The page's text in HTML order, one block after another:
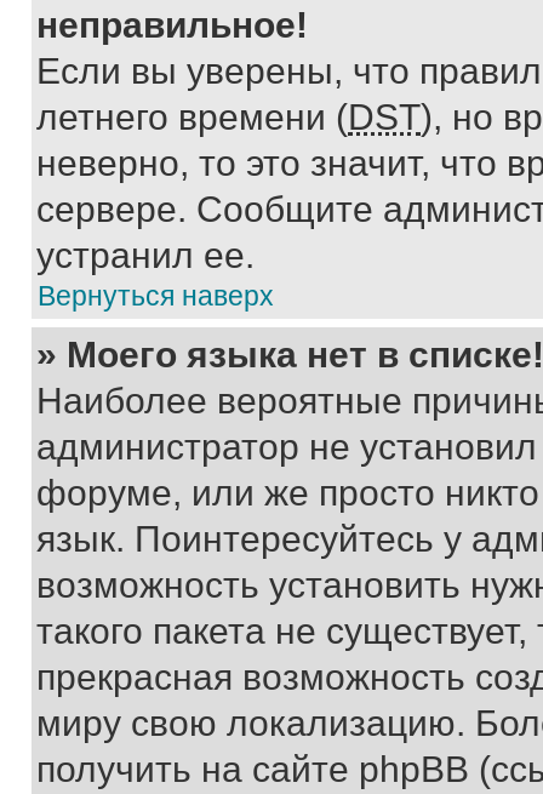
неправильное!
Если вы уверены, что
летнего времени (DST), но
неверно, то это значит, что
сервере. Сообщите
устранил ее.
Вернуться наверх
» Моего языка нет в списке!
Наиболее вероятные
администратор не
форуме, или же просто
язык. Поинтересуйтесь у
возможность установить
такого пакета не
прекрасная возможность
миру свою локализацию.
получить на сайте phpBB